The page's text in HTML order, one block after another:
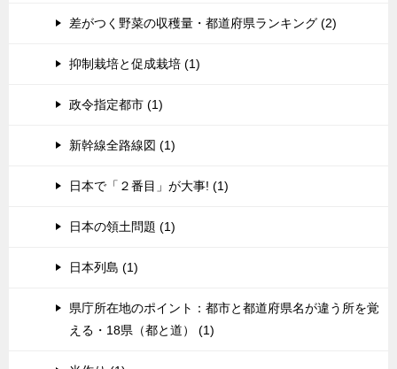
差がつく野菜の収穫量・都道府県ランキング (2)
抑制栽培と促成栽培 (1)
政令指定都市 (1)
新幹線全路線図 (1)
日本で「２番目」が大事! (1)
日本の領土問題 (1)
日本列島 (1)
県庁所在地のポイント：都市と都道府県名が違う所を覚
える・18県（都と道） (1)